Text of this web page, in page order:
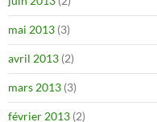
mai 2013 (3)
avril 2013 (2)
mars 2013 (3)
février 2013 (2)